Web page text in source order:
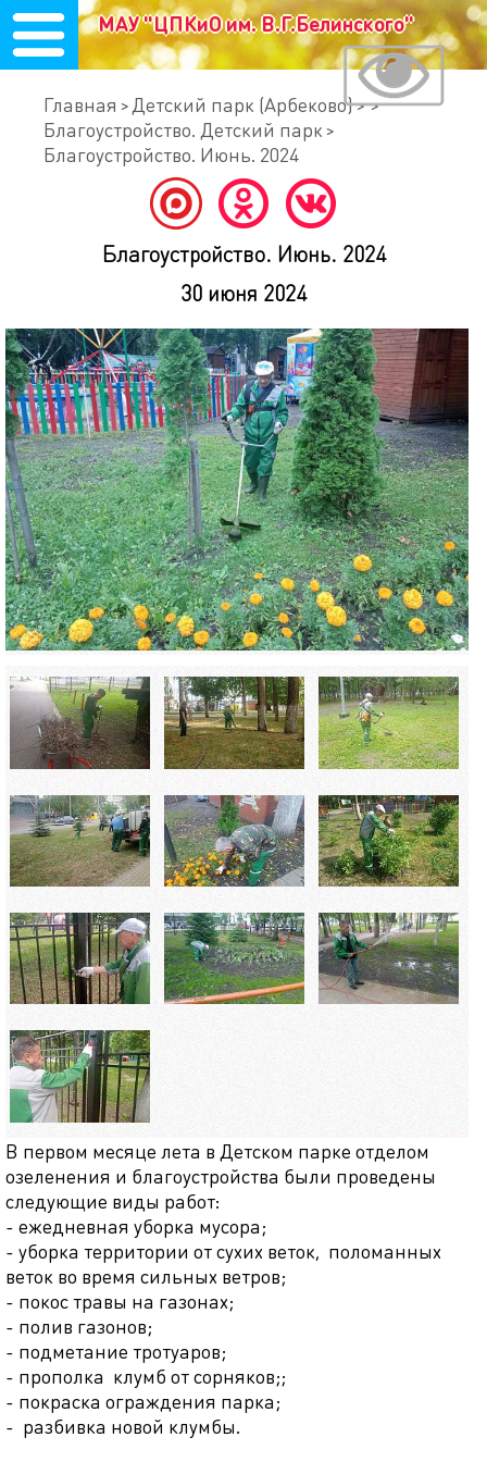
МАУ "ЦПКиО им. В.Г.Белинского"
Главная
Детский парк (Арбеково)
Благоустройство. Детский парк
Благоустройство. Июнь. 2024
Благоустройство. Июнь. 2024
30 июня 2024
В первом месяце лета в Детском парке отделом
озеленения и благоустройства были проведены
следующие виды работ:
- ежедневная уборка мусора;
- уборка территории от сухих веток, поломанных
веток во время сильных ветров;
- покос травы на газонах;
- полив газонов;
- подметание тротуаров;
- прополка клумб от сорняков;;
- покраска ограждения парка;
- разбивка новой клумбы.